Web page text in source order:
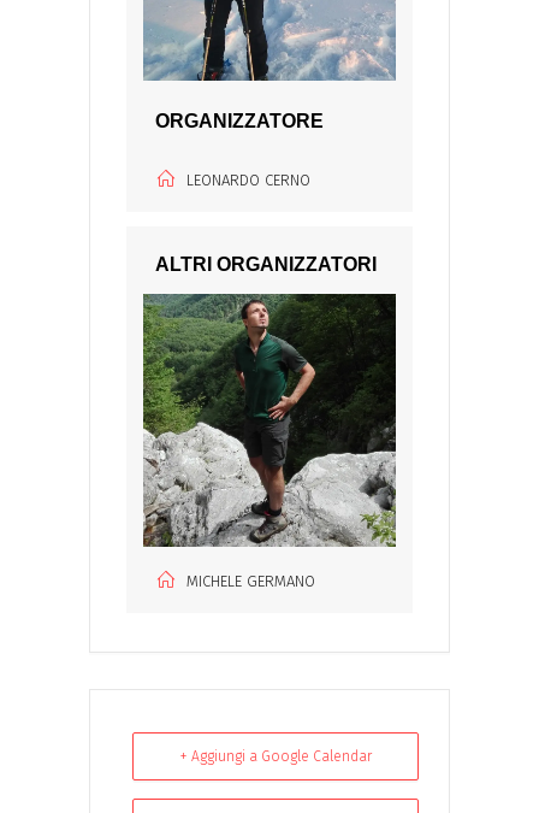
ORGANIZZATORE
LEONARDO CERNO
ALTRI ORGANIZZATORI
MICHELE GERMANO
+ Aggiungi a Google Calendar